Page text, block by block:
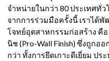
จำหน่ายในกว่า 80 ประเทศทั่ว
จากการร่วมมือครั้งนี้ เราได้
โจทย์อุตสาหกรรมก่อสร้าง คื
นิช (Pro-Wall Finish) ซึ่งถูก
กว่า ทั้งการยึดเกาะดีเยี่ยม ป